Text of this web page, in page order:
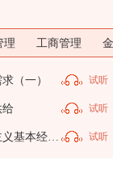
理 工商管理
（一） 试听
给 试听
第一部分-第一章-社会主义基本经济制度 试听